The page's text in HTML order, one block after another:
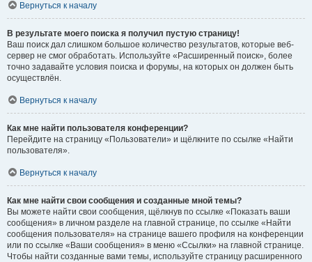
Вернуться к началу
В результате моего поиска я получил пустую страницу!
Ваш поиск дал слишком большое количество результатов, которые веб-
сервер не смог обработать. Используйте «Расширенный поиск», более
точно задавайте условия поиска и форумы, на которых он должен быть
осуществлён.
Вернуться к началу
Как мне найти пользователя конференции?
Перейдите на страницу «Пользователи» и щёлкните по ссылке «Найти
пользователя».
Вернуться к началу
Как мне найти свои сообщения и созданные мной темы?
Вы можете найти свои сообщения, щёлкнув по ссылке «Показать ваши
сообщения» в личном разделе на главной странице, по ссылке «Найти
сообщения пользователя» на странице вашего профиля на конференции
или по ссылке «Ваши сообщения» в меню «Ссылки» на главной странице.
Чтобы найти созданные вами темы, используйте страницу расширенного